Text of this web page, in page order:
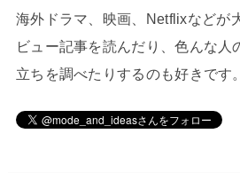
海外ドラマ、映画、Netflixなどが
ビュー記事を読んだり、色んな人
立ちを調べたりするのも好きです。